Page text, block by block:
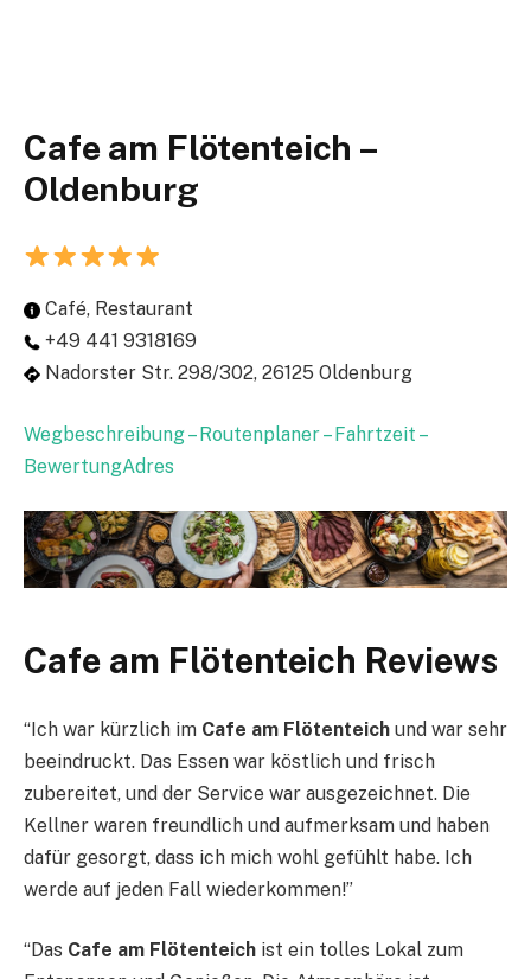
Cafe am Flötenteich –
Oldenburg
Café, Restaurant
+49 441 9318169
Nadorster Str. 298/302, 26125 Oldenburg
Wegbeschreibung – Routenplaner – Fahrtzeit –
BewertungAdres
Cafe am Flötenteich Reviews
“Ich war kürzlich im Cafe am Flötenteich und war sehr
beeindruckt. Das Essen war köstlich und frisch
zubereitet, und der Service war ausgezeichnet. Die
Kellner waren freundlich und aufmerksam und haben
dafür gesorgt, dass ich mich wohl gefühlt habe. Ich
werde auf jeden Fall wiederkommen!”
“Das Cafe am Flötenteich ist ein tolles Lokal zum